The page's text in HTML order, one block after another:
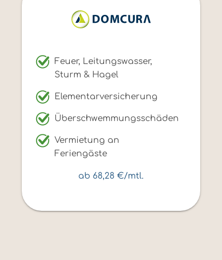
Feuer, Leitungswasser,
Sturm & Hagel
Elementarversicherung
Überschwemmungsschäden
Vermietung an
Feriengäste
ab 68,28 €/mtl.